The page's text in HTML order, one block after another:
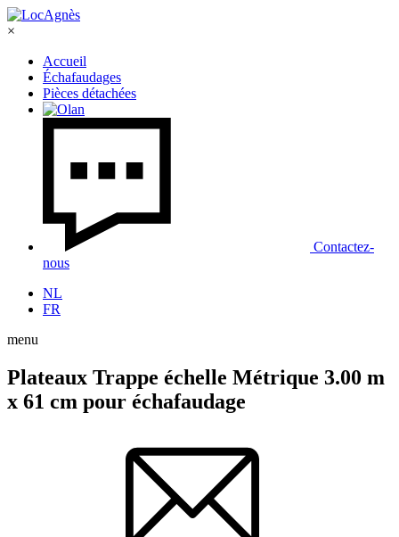
×
Accueil
Échafaudages
Pièces détachées
Contactez-
nous
NL
FR
menu
Plateaux Trappe échelle Métrique 3.00 m
x 61 cm pour échafaudage